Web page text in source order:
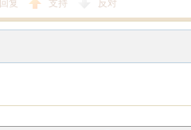
回复 支持 反对